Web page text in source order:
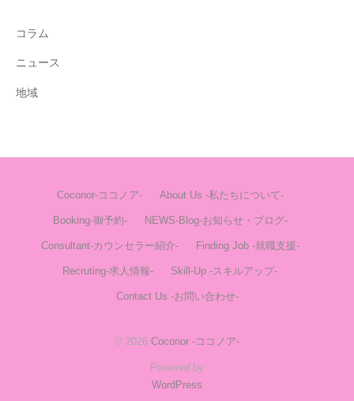
コラム
ニュース
地域
Coconor-ココノア- About Us -私たちについて-
Booking-御予約- NEWS-Blog-お知らせ・ブログ-
Consultant-カウンセラー紹介- Finding Job -就職支援-
Recruting-求人情報- Skill-Up -スキルアップ-
Contact Us -お問い合わせ-
© 2026 Coconor -ココノア-
Powered by
WordPress